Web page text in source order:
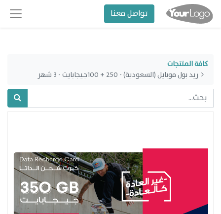
تواصل معنا
كافة المنتجات
ريد بول موبايل (السعودية) - 250 + 100جيجابايت - 3 شهر